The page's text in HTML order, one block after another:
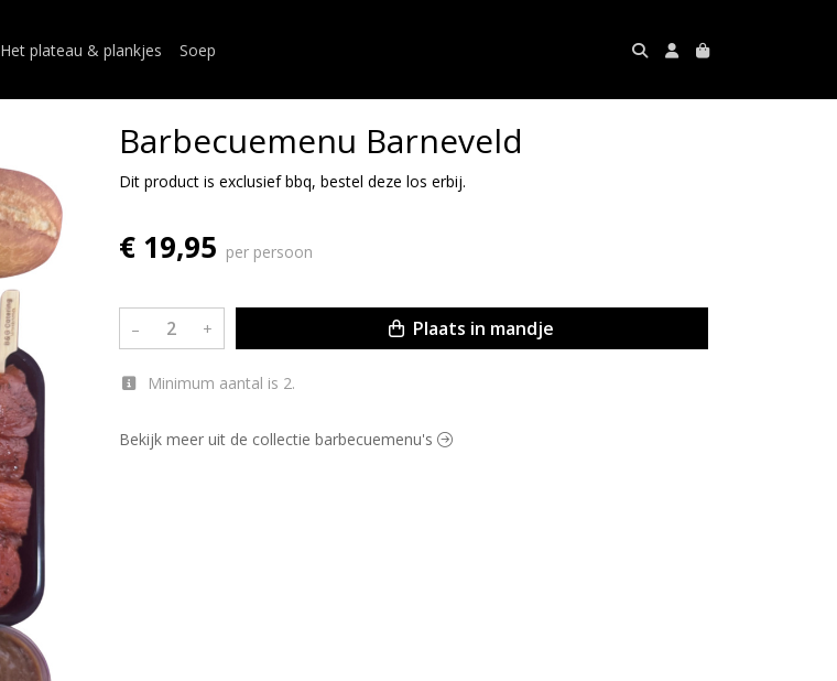
Het plateau & plankjes Soep
Barbecuemenu Barneveld
Dit product is exclusief bbq, bestel deze los erbij.
€ 19,95 per persoon
– + Plaats in mandje
Minimum aantal is 2.
Bekijk meer uit de collectie barbecuemenu's